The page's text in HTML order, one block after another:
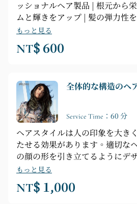
ッショナルヘア製品 | 根元から
ムと輝きをアップ | 髪の弾力性
状態を安定 | 髪の筋肉の栄養を強
もっと見る
NT$ 600
全体的な構造のヘ
Service Time：60 分
ヘアスタイルは人の印象を大き
たせる効果があります。適切な
の顔の形を引き立てるようにデ
流れやボリュームといったスタ
の髪質やタイプとの関連で考慮
じて調整されます。
もっと見る
NT$ 1,000